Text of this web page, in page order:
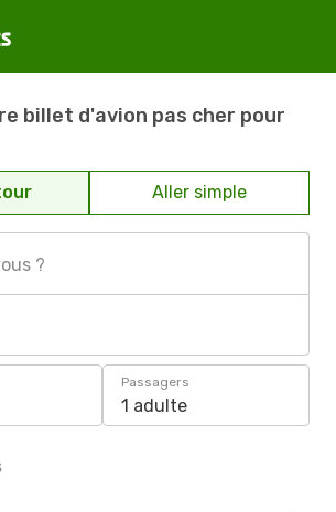
billet d'avion pas cher pour
Aller simple
?
Passagers
1 adulte